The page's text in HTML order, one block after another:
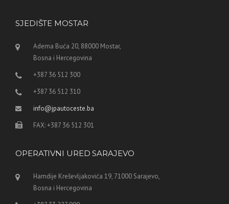
SJEDIŠTE MOSTAR
Adema Buća 20, 88000 Mostar,
Bosna i Hercegovina
+387 36 512 300
+387 36 512 310
info@jpautoceste.ba
FAX: +387 36 512 301
OPERATIVNI URED SARAJEVO
Hamdije Kreševljakovića 19, 71000 Sarajevo,
Bosna i Hercegovina